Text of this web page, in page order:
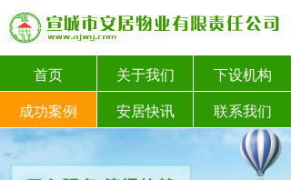
首页 关于我们
下设机构
成功案例
安居快讯 联系我们